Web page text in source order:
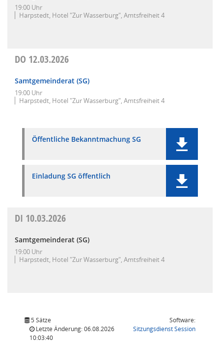
19:00 Uhr
Harpstedt, Hotel "Zur Wasserburg", Amtsfreiheit 4
DO 12.03.2026
Samtgemeinderat (SG)
19:00 Uhr
Harpstedt, Hotel "Zur Wasserburg", Amtsfreiheit 4
Öffentliche Bekanntmachung SG
Einladung SG öffentlich
DI 10.03.2026
Samtgemeinderat (SG)
19:00 Uhr
Harpstedt, Hotel "Zur Wasserburg", Amtsfreiheit 4
5 Sätze
Letzte Änderung: 06.08.2026
10:03:40
Software:
SitzungsdienstSession(Wird in